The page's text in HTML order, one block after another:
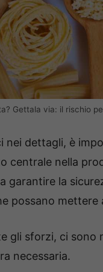
Gettala via: il rischio
nei dettagli, è
centrale nella
garantire la
possano
gli sforzi, ci sono
necessaria.